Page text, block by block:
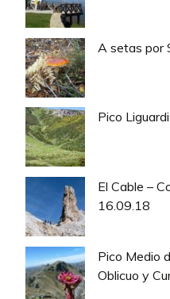
A setas por
Pico
El Cable –
16.09.18
Pico Medio
Oblicuo y